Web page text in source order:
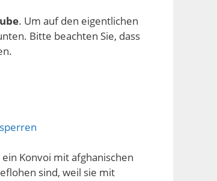
. Um auf den eigentlichen
Bitte beachten Sie, dass
Konvoi mit afghanischen
sind, weil sie mit